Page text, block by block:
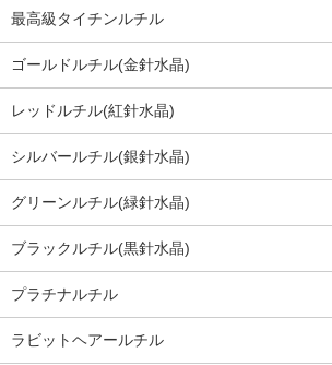
最高級タイチンルチル
ゴールドルチル(金針水晶)
レッドルチル(紅針水晶)
シルバールチル(銀針水晶)
グリーンルチル(緑針水晶)
ブラックルチル(黒針水晶)
プラチナルチル
ラビットヘアールチル